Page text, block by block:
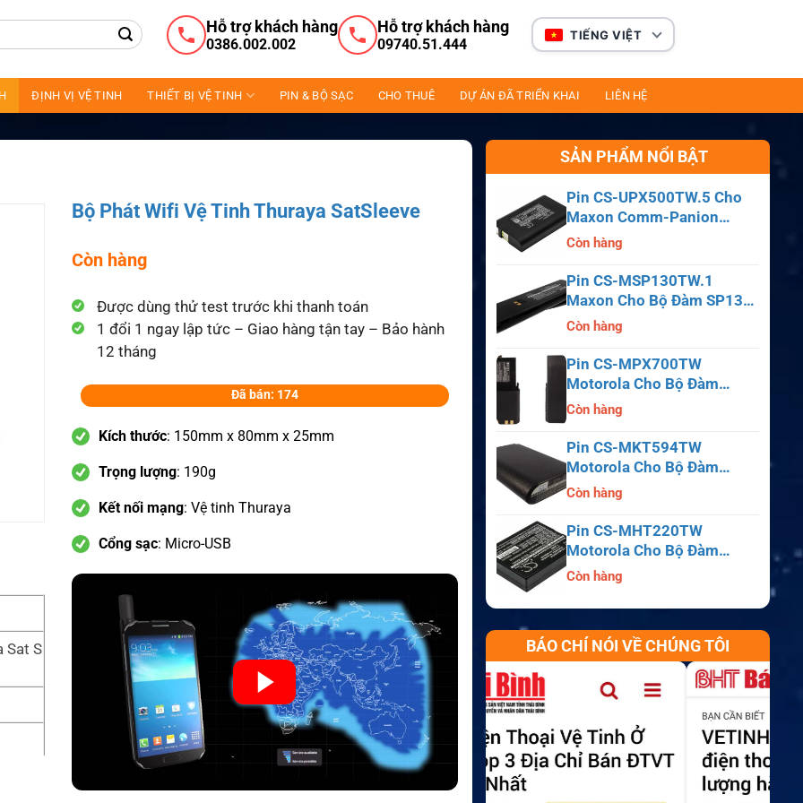
Hỗ trợ khách hàng
0386.002.002
Hỗ trợ khách hàng
09740.51.444
TIẾNG VIỆT
ĐỊNH VỊ VỆ TINH THIẾT BỊ VỆ TINH PIN & BỘ SẠC CHO THUÊ DỰ ÁN ĐÃ TRIỂN KHAI LIÊN HỆ
Sat S
Bộ Phát Wifi Vệ Tinh Thuraya SatSleeve
Còn hàng
Được dùng thử test trước khi thanh toán
1 đổi 1 ngay lập tức – Giao hàng tận tay – Bảo hành
12 tháng
Đã bán: 174
Kích thước: 150mm x 80mm x 25mm
Trọng lượng: 190g
Kết nối mạng: Vệ tinh Thuraya
Cổng sạc: Micro-USB
SẢN PHẨM NỔI BẬT
Pin CS-UPX500TW.5 Cho
Maxon Comm-Panion
CP0150, CP0511, CP0515
Còn hàng
Pin CS-MSP130TW.1
Maxon Cho Bộ Đàm SP130,
SP140, SP150, SL55
Còn hàng
Pin CS-MPX700TW
Motorola Cho Bộ Đàm
APX6000, APX7000,
APX8000, SRX2200
Còn hàng
Pin CS-MKT594TW
Motorola Cho Bộ Đàm
Astro Saber, MX1000,
Còn hàng
Pin CS-MHT220TW
Motorola Cho Bộ Đàm
MT700, HT210, HT220,
Còn hàng
BÁO CHÍ NÓI VỀ CHÚNG TÔI